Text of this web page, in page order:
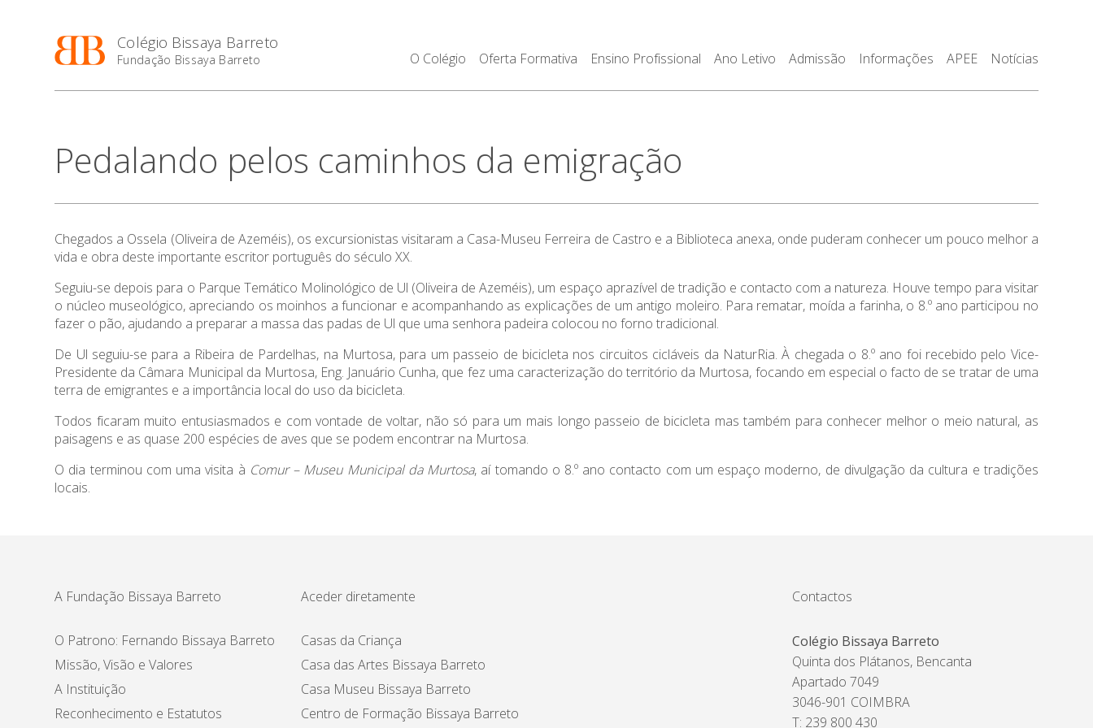
Colégio Bissaya Barreto
Fundação Bissaya Barreto O Colégio Oferta Formativa Ensino Profissional Ano Letivo Admissão Informações APEE Notícias
Pedalando pelos caminhos da emigração
Chegados a Ossela (Oliveira de Azeméis), os excursionistas visitaram a Casa-Museu Ferreira de Castro e a Biblioteca anexa, onde puderam conhecer um pouco melhor a
vida e obra deste importante escritor português do século XX.
Seguiu-se depois para o Parque Temático Molinológico de Ul (Oliveira de Azeméis), um espaço aprazível de tradição e contacto com a natureza. Houve tempo para visitar
o núcleo museológico, apreciando os moinhos a funcionar e acompanhando as explicações de um antigo moleiro. Para rematar, moída a farinha, o 8.º ano participou no
fazer o pão, ajudando a preparar a massa das padas de Ul que uma senhora padeira colocou no forno tradicional.
De Ul seguiu-se para a Ribeira de Pardelhas, na Murtosa, para um passeio de bicicleta nos circuitos cicláveis da NaturRia. À chegada o 8.º ano foi recebido pelo Vice-
Presidente da Câmara Municipal da Murtosa, Eng. Januário Cunha, que fez uma caracterização do território da Murtosa, focando em especial o facto de se tratar de uma
terra de emigrantes e a importância local do uso da bicicleta.
Todos ficaram muito entusiasmados e com vontade de voltar, não só para um mais longo passeio de bicicleta mas também para conhecer melhor o meio natural, as
paisagens e as quase 200 espécies de aves que se podem encontrar na Murtosa.
O dia terminou com uma visita à Comur – Museu Municipal da Murtosa, aí tomando o 8.º ano contacto com um espaço moderno, de divulgação da cultura e tradições
locais.
A Fundação Bissaya Barreto
O Patrono: Fernando Bissaya Barreto
Missão, Visão e Valores
A Instituição
Reconhecimento e Estatutos
Aceder diretamente
Casas da Criança
Casa das Artes Bissaya Barreto
Casa Museu Bissaya Barreto
Centro de Formação Bissaya Barreto
Contactos
Colégio Bissaya Barreto
Quinta dos Plátanos, Bencanta
Apartado 7049
3046-901 COIMBRA
T: 239 800 430